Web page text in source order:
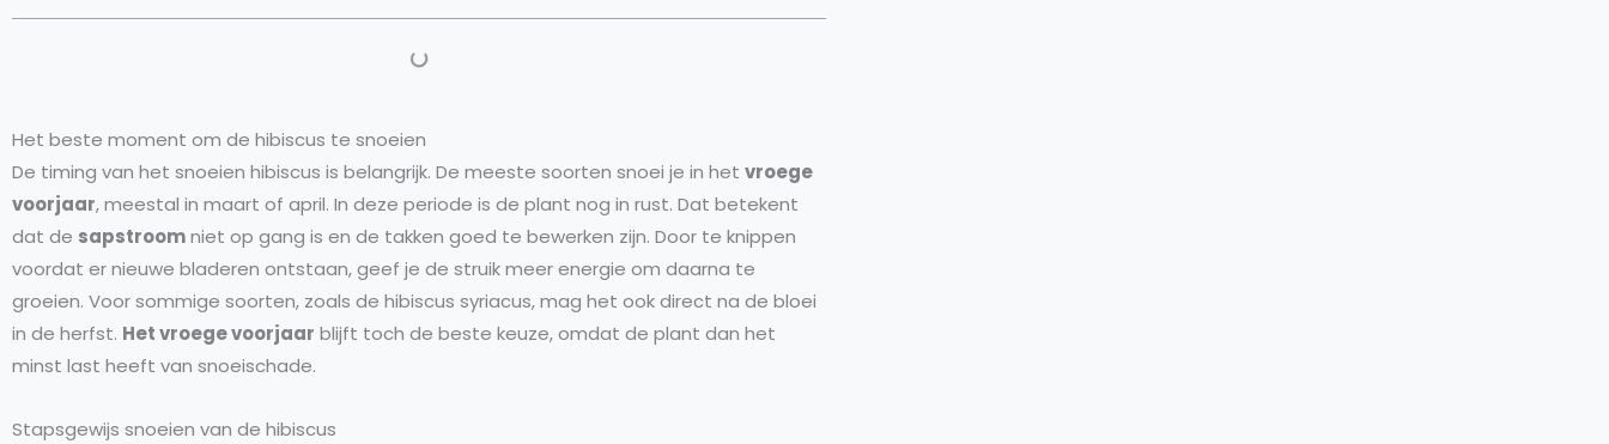
Het beste moment om de hibiscus te snoeien
De timing van het snoeien hibiscus is belangrijk. De meeste soorten snoei je in het vroege
voorjaar, meestal in maart of april. In deze periode is de plant nog in rust. Dat betekent
dat de sapstroomniet op gang is en de takken goed te bewerken zijn. Door te knippen
voordat er nieuwe bladeren ontstaan, geef je de struik meer energie om daarna te
groeien. Voor sommige soorten, zoals de hibiscus syriacus, mag het ook direct na de bloei
in de herfst. Het vroege voorjaar blijft toch de beste keuze, omdat de plant dan het
minst last heeft van snoeischade.
Stapsgewijs snoeien van de hibiscus